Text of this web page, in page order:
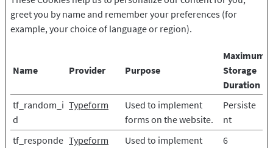
greet you by name and remember your preferences (for
example, your choice of language or region).
Name Provider Purpose
Maximum
Storage
Duration
tf_random_i
d
Typeform
Used to implement
forms on the website.
Persiste
nt
tf_responde Typeform
Used to implement
6